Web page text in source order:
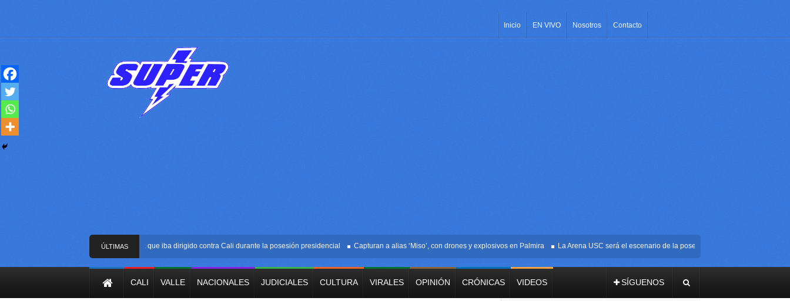
Inicio EN VIVO Nosotros Contacto
ÚLTIMAS
NOTICIAS
Frustran atentado con bus bomba que iba dirigido contra Cali durante la posesión presidencial Capturan a alias ‘Miso’, con drones y explosivos en Palmira La Arena USC será el escenario de la posesión presidencial de Abelardo de
CALI VALLE NACIONALES JUDICIALES CULTURA VIRALES OPINIÓN CRÓNICAS VIDEOS SÍGUENOS